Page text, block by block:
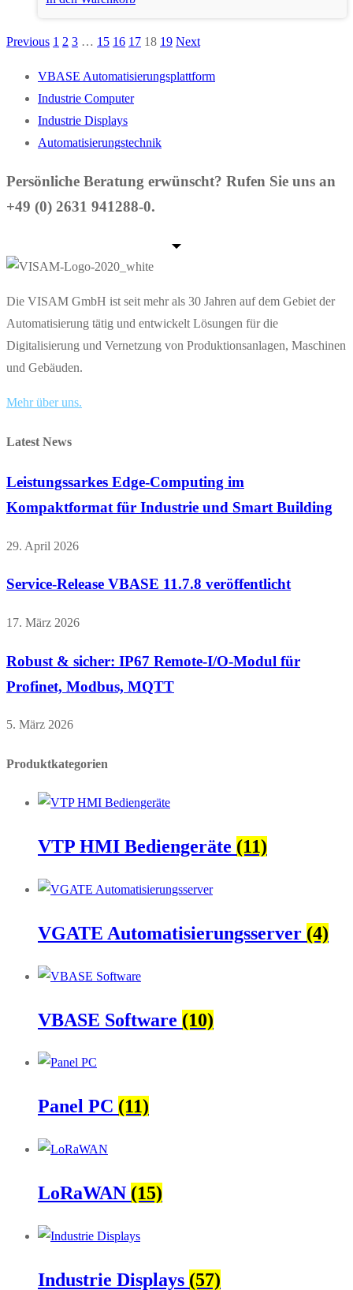
Seitennummerierung
der
Beiträge
Previous 1 2 3 … 15 16 17 18 19 Next
VBASE Automatisierungsplattform
Industrie Computer
Industrie Displays
Automatisierungstechnik
Persönliche Beratung erwünscht? Rufen Sie uns an
+49 (0) 2631 941288-0.
Die VISAM GmbH ist seit mehr als 30 Jahren auf dem Gebiet der
Automatisierung tätig und entwickelt Lösungen für die
Digitalisierung und Vernetzung von Produktionsanlagen, Maschinen
und Gebäuden.
Mehr über uns.
Latest News
Leistungssarkes Edge-Computing im
Kompaktformat für Industrie und Smart Building
29. April 2026
Service-Release VBASE 11.7.8 veröffentlicht
17. März 2026
Robust & sicher: IP67 Remote-I/O-Modul für
Profinet, Modbus, MQTT
5. März 2026
Produktkategorien
VTP HMI Bediengeräte (11)
VGATE Automatisierungsserver (4)
VBASE Software (10)
Panel PC (11)
LoRaWAN (15)
Industrie Displays (57)